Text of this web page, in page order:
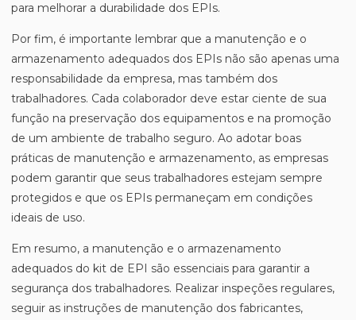
para melhorar a durabilidade dos EPIs.
Por fim, é importante lembrar que a manutenção e o
armazenamento adequados dos EPIs não são apenas uma
responsabilidade da empresa, mas também dos
trabalhadores. Cada colaborador deve estar ciente de sua
função na preservação dos equipamentos e na promoção
de um ambiente de trabalho seguro. Ao adotar boas
práticas de manutenção e armazenamento, as empresas
podem garantir que seus trabalhadores estejam sempre
protegidos e que os EPIs permaneçam em condições
ideais de uso.
Em resumo, a manutenção e o armazenamento
adequados do kit de EPI são essenciais para garantir a
segurança dos trabalhadores. Realizar inspeções regulares,
seguir as instruções de manutenção dos fabricantes,